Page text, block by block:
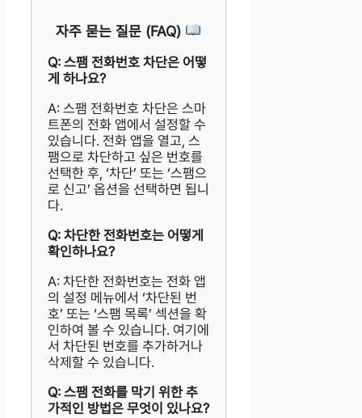
자주 묻는 질문 (FAQ)
Q: 스팸 전화번호 차단은 어떻
게 하나요?
A: 스팸 전화번호 차단은 스마
트폰의 전화 앱에서 설정할 수
있습니다. 전화 앱을 열고, 스
팸으로 차단하고 싶은 번호를
선택한 후, ‘차단’ 또는 ‘스팸으
로 신고’ 옵션을 선택하면 됩니
다.
Q: 차단한 전화번호는 어떻게
확인하나요?
A: 차단한 전화번호는 전화 앱
의 설정 메뉴에서 ‘차단된 번
호’ 또는 ‘스팸 목록’ 섹션을 확
인하여 볼 수 있습니다. 여기에
서 차단된 번호를 추가하거나
삭제할 수 있습니다.
Q: 스팸 전화를 막기 위한 추
가적인 방법은 무엇이 있나요?